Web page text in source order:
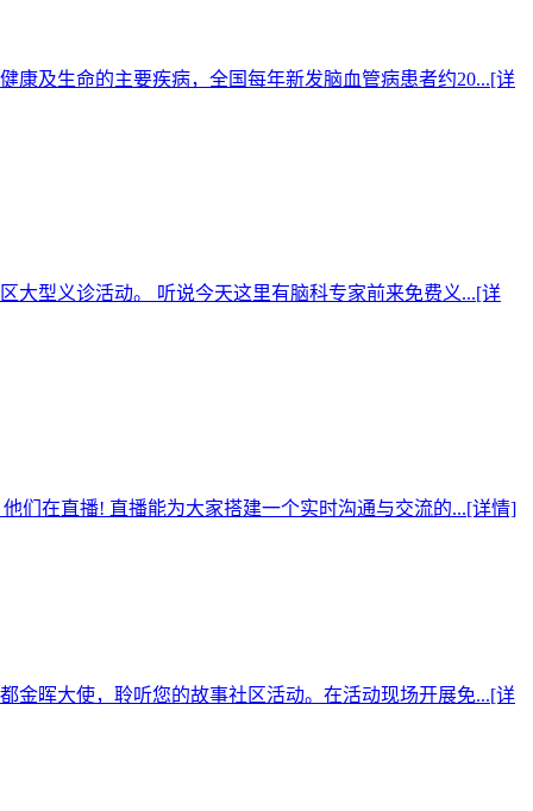
康及生命的主要疾病，全国每年新发脑血管病患者约20...[详
大型义诊活动。 听说今天这里有脑科专家前来免费义...[详
们在直播! 直播能为大家搭建一个实时沟通与交流的...[详情]
金晖大使，聆听您的故事社区活动。在活动现场开展免...[详